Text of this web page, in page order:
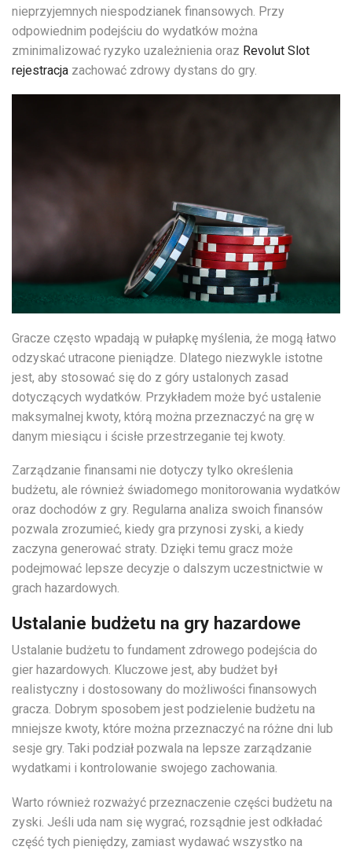
nieprzyjemnych niespodzianek finansowych. Przy
odpowiednim podejściu do wydatków można
zminimalizować ryzyko uzależnienia oraz Revolut Slot
rejestracja zachować zdrowy dystans do gry.
Gracze często wpadają w pułapkę myślenia, że mogą łatwo
odzyskać utracone pieniądze. Dlatego niezwykle istotne
jest, aby stosować się do z góry ustalonych zasad
dotyczących wydatków. Przykładem może być ustalenie
maksymalnej kwoty, którą można przeznaczyć na grę w
danym miesiącu i ścisłe przestrzeganie tej kwoty.
Zarządzanie finansami nie dotyczy tylko określenia
budżetu, ale również świadomego monitorowania wydatków
oraz dochodów z gry. Regularna analiza swoich finansów
pozwala zrozumieć, kiedy gra przynosi zyski, a kiedy
zaczyna generować straty. Dzięki temu gracz może
podejmować lepsze decyzje o dalszym uczestnictwie w
grach hazardowych.
Ustalanie budżetu na gry hazardowe
Ustalanie budżetu to fundament zdrowego podejścia do
gier hazardowych. Kluczowe jest, aby budżet był
realistyczny i dostosowany do możliwości finansowych
gracza. Dobrym sposobem jest podzielenie budżetu na
mniejsze kwoty, które można przeznaczyć na różne dni lub
sesje gry. Taki podział pozwala na lepsze zarządzanie
wydatkami i kontrolowanie swojego zachowania.
Warto również rozważyć przeznaczenie części budżetu na
zyski. Jeśli uda nam się wygrać, rozsądnie jest odkładać
część tych pieniędzy, zamiast wydawać wszystko na